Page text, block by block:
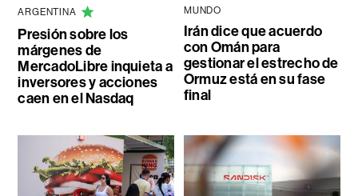
ARGENTINA
Presión sobre los
márgenes de
MercadoLibre inquieta a
inversores y acciones
caen en el Nasdaq
MUNDO
Irán dice que acuerdo
con Omán para
gestionar el estrecho de
Ormuz está en su fase
final